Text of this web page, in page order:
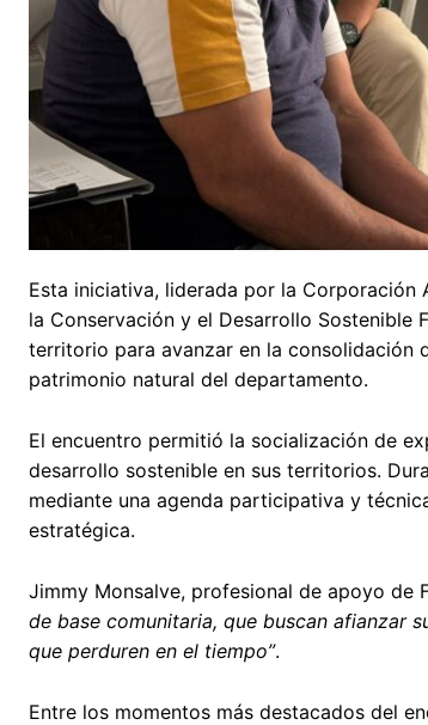
Esta iniciativa, liderada por la Corporación
la Conservación y el Desarrollo Sostenible
territorio para avanzar en la consolidación
patrimonio natural del departamento.
El encuentro permitió la socialización de
desarrollo sostenible en sus territorios.
mediante una agenda participativa y
estratégica.
Jimmy Monsalve, profesional de apoyo de
de base comunitaria, que buscan afianzar
que perduren en el tiempo”.
Entre los momentos más destacados del